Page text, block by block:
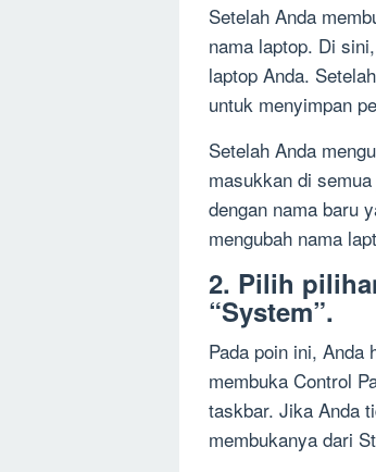
Setelah Anda
nama laptop. Di
laptop Anda.
untuk menyimpan
Setelah Anda
masukkan di
dengan nama baru
mengubah nama
2. Pilih
“System”.
Pada poin ini, Anda
membuka Control
taskbar. Jika Anda
membukanya dari